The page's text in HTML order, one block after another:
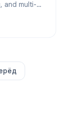
and multi-
Guide to